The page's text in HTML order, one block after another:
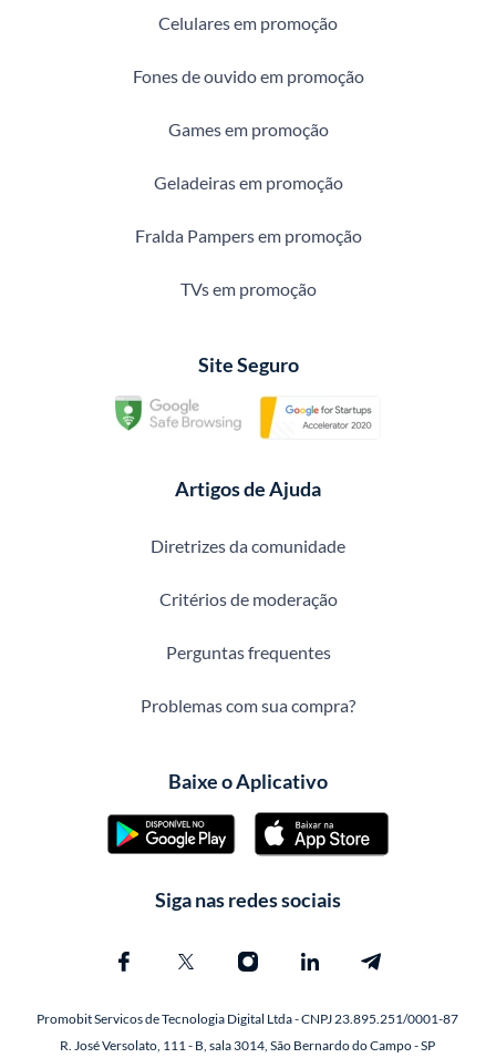
Celulares em promoção
Fones de ouvido em promoção
Games em promoção
Geladeiras em promoção
Fralda Pampers em promoção
TVs em promoção
Site Seguro
Artigos de Ajuda
Diretrizes da comunidade
Critérios de moderação
Perguntas frequentes
Problemas com sua compra?
Baixe o Aplicativo
Siga nas redes sociais
Promobit Servicos de Tecnologia Digital Ltda - CNPJ 23.895.251/0001-87
R. José Versolato, 111 - B, sala 3014, São Bernardo do Campo - SP